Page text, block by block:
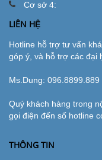
Cơ sở 4:
LIÊN HỆ
Hotline hỗ trợ tư vấn
góp ý, và hỗ trợ các đại
Ms.Dung: 096.8899.889
Quý khách hàng trong
gọi điện đến số hotline
THÔNG TIN